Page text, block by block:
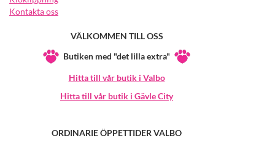
Kontakta oss
VÄLKOMMEN TILL OSS
Butiken med "det lilla extra"
Hitta till vår butik i Valbo
Hitta till vår butik i Gävle City
ORDINARIE ÖPPETTIDER VALBO